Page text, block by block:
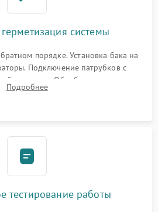
системы
порядке. Установка бака на
Подключение патрубков с
хомутами. Обработка стыков
возможных протечек воды.
Подробнее
тестирование работы